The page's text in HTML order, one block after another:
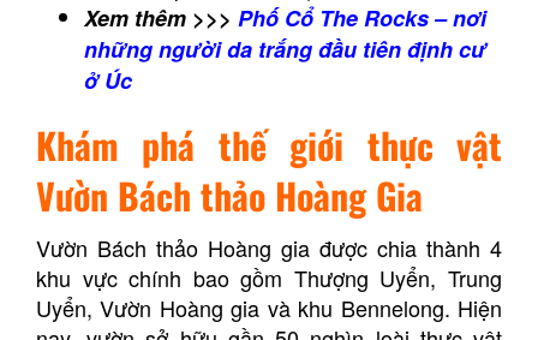
Xem thêm >>> Phố Cổ The Rocks – nơi
những người da trắng đầu tiên định cư
ở Úc
Khám phá thế giới thực vật
Vườn Bách thảo Hoàng Gia
Vườn Bách thảo Hoàng gia được chia thành 4
khu vực chính bao gồm Thượng Uyển, Trung
Uyển, Vườn Hoàng gia và khu Bennelong. Hiện